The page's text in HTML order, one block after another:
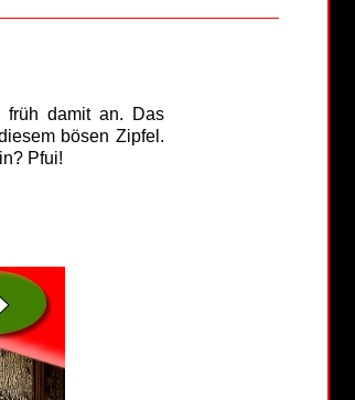
früh damit an. Das
bösen Zipfel.
Pfui!